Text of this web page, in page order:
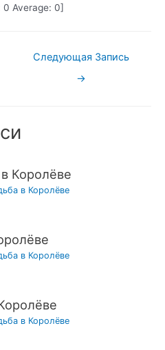
0 Average: 0]
Следующая Запись
→
Королёве
в Королёве
в Королёве
в Королёве